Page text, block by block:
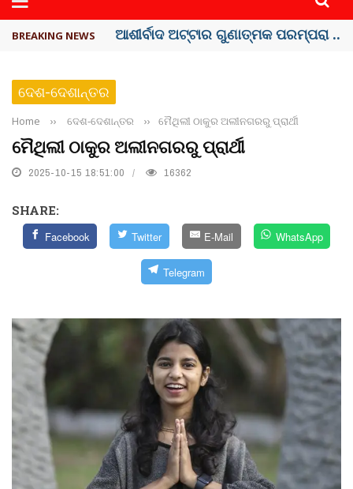
BREAKING NEWS ବେଦାନ୍ତ ଆଲୁମିନିୟର ପ୍ରକଳ୍ପ ସଙ୍ଗମ ...
ଦେଶ-ଦେଶାନ୍ତର
Home ›› ଦେଶ-ଦେଶାନ୍ତର ›› ମୈଥିଲୀ ଠାକୁର ଅଲୀନଗରରୁ ପ୍ରାର୍ଥୀ
ମୈଥିଲୀ ଠାକୁର ଅଲୀନଗରରୁ ପ୍ରାର୍ଥୀ
2025-10-15 18:51:00 16362
SHARE:
Facebook Twitter E-Mail WhatsApp
Telegram